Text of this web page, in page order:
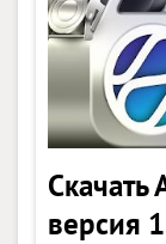
Скачать
версия